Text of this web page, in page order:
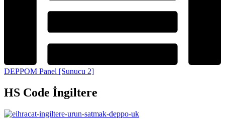
DEPPOM Panel [Sunucu 2]
HS Code İngiltere